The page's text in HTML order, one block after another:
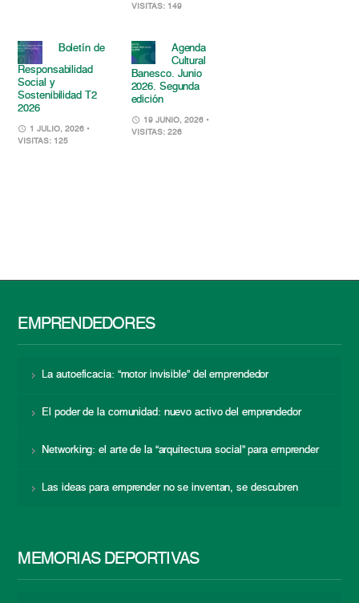
VISITAS: 149
Boletín de
Responsabilidad
Social y
Sostenibilidad T2
2026
1 JULIO, 2026 •
VISITAS: 125
Agenda
Cultural
Banesco. Junio
2026. Segunda
edición
19 JUNIO, 2026 •
VISITAS: 226
EMPRENDEDORES
La autoeficacia: “motor invisible” del emprendedor
El poder de la comunidad: nuevo activo del emprendedor
Networking: el arte de la “arquitectura social” para emprender
Las ideas para emprender no se inventan, se descubren
MEMORIAS DEPORTIVAS